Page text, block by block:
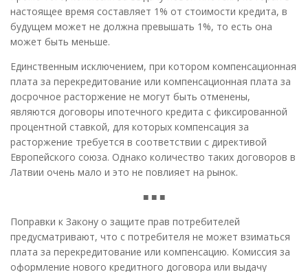
настоящее время составляет 1% от стоимости кредита, в
будущем может не должна превышать 1%, то есть она
может быть меньше.
Единственным исключением, при котором компенсационная
плата за перекредитование или компенсационная плата за
досрочное расторжение не могут быть отменены,
являются договоры ипотечного кредита с фиксированной
процентной ставкой, для которых компенсация за
расторжение требуется в соответствии с директивой
Европейского союза. Однако количество таких договоров в
Латвии очень мало и это не повлияет на рынок.
■ ■ ■
Поправки к Закону о защите прав потребителей
предусматривают, что с потребителя не может взиматься
плата за перекредитование или компенсацию. Комиссия за
оформление нового кредитного договора или выдачу